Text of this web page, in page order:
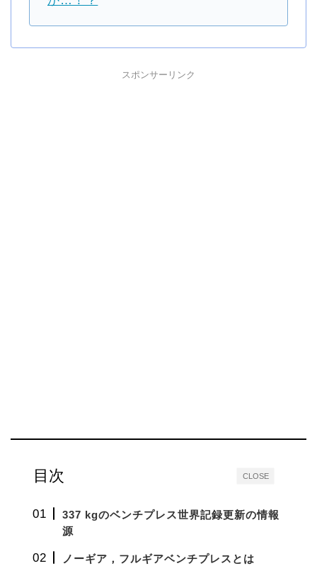
スポンサーリンク
CLOSE
目次
337 kgのベンチプレス世界記録更新の情報
源
ノーギア，フルギアベンチプレスとは